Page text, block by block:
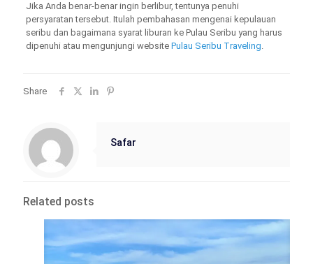
Jika Anda benar-benar ingin berlibur, tentunya penuhi
persyaratan tersebut. Itulah pembahasan mengenai kepulauan
seribu dan bagaimana syarat liburan ke Pulau Seribu yang harus
dipenuhi atau mengunjungi website Pulau Seribu Traveling.
Share
Safar
Related posts